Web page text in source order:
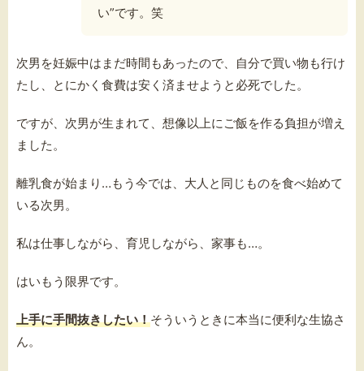
い”です。笑
次男を妊娠中はまだ時間もあったので、自分で買い物も行け
たし、とにかく食費は安く済ませようと必死でした。
ですが、次男が生まれて、想像以上にご飯を作る負担が増え
ました。
離乳食が始まり…もう今では、大人と同じものを食べ始めて
いる次男。
私は仕事しながら、育児しながら、家事も…。
はいもう限界です。
上手に手間抜きしたい！そういうときに本当に便利な生協さ
ん。